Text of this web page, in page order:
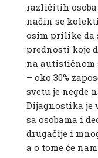
različitih
način se
osim prilike da
prednosti koje
na autističnom
– oko 30%
svetu je negde
Dijagnostika je
sa osobama i
drugačije i
a o tome će